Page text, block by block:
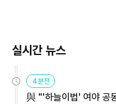
실시간 뉴스
4분전
與 "'하늘이법' 여야 공